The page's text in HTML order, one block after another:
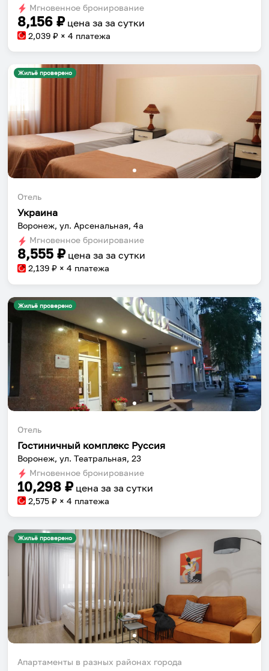
changing
dates.
changing
dates.
Мгновенное бронирование
8,156 ₽ цена за за сутки
2,039 ₽ × 4 платежа
Жильё проверено
Отель
Украина
Воронеж, ул. Арсенальная, 4а
Мгновенное бронирование
8,555 ₽ цена за за сутки
2,139 ₽ × 4 платежа
Жильё проверено
Отель
Гостиничный комплекс Руссия
Воронеж, ул. Театральная, 23
Мгновенное бронирование
10,298 ₽ цена за за сутки
2,575 ₽ × 4 платежа
Жильё проверено
Апартаменты в разных районах города